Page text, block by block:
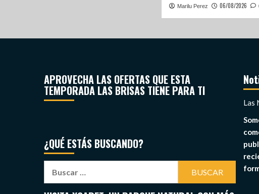
Marilu Perez 06/08/2026
APROVECHA LAS OFERTAS QUE ESTA
TEMPORADA LAS BRISAS TIENE PARA TI
¿QUÉ ESTÁS BUSCANDO?
Las